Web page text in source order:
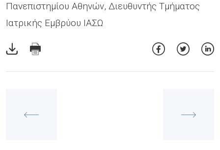
Πανεπιστημίου Αθηνών, Διευθυντής Τμήματος
Ιατρικής Εμβρύου ΙΑΣΩ